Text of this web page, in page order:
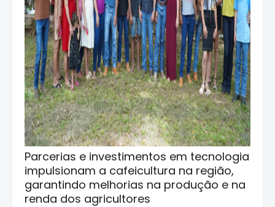
Parcerias e investimentos em tecnologia
impulsionam a cafeicultura na região,
garantindo melhorias na produção e na
renda dos agricultores